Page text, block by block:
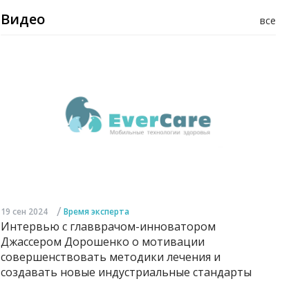
все
Видео
19 сен 2024 / Время эксперта
Интервью с главврачом-инноватором
Джассером Дорошенко о мотивации
совершенствовать методики лечения и
создавать новые индустриальные стандарты